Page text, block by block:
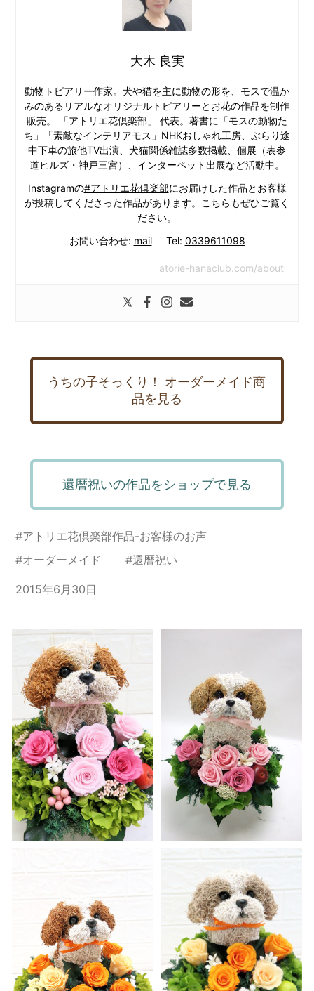
大木 良実
動物トピアリー作家。犬や猫を主に動物の形を、モスで温か
みのあるリアルなオリジナルトピアリーとお花の作品を制作
販売。 「アトリエ花倶楽部」 代表。著書に「モスの動物た
ち」「素敵なインテリアモス」NHKおしゃれ工房、ぶらり途
中下車の旅他TV出演、犬猫関係雑誌多数掲載、個展（表参
道ヒルズ・神戸三宮）、インターペット出展など活動中。
Instagramの#アトリエ花倶楽部にお届けした作品とお客様
が投稿してくださった作品があります。こちらもぜひご覧く
ださい。
お問い合わせ: mailTel: 0339611098
atorie-hanaclub.com/about
うちの子そっくり！ オーダーメイド商
品を見る
還暦祝いの作品をショップで見る
#アトリエ花倶楽部作品-お客様のお声
#オーダーメイド #還暦祝い
2015年6月30日